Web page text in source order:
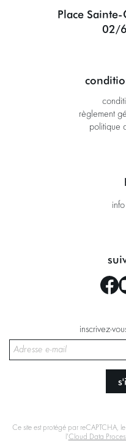
Place
02/
règlement
politique
inscrivez-
Ce site est protégé par reCAPTCHA,
l'Cloud Data